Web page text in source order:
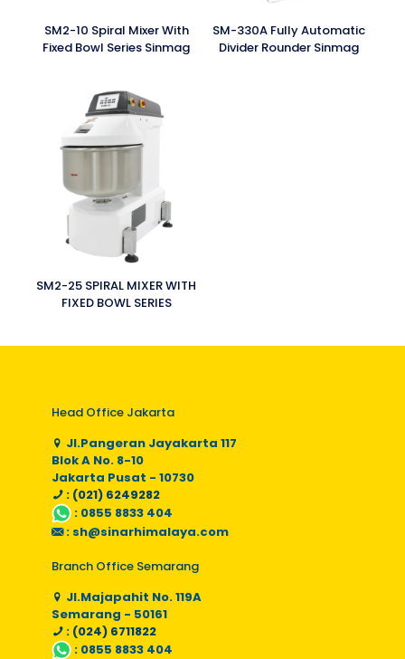
SM2-10 Spiral Mixer With
Fixed Bowl Series Sinmag
SM-330A Fully Automatic
Divider Rounder Sinmag
SM2-25 SPIRAL MIXER WITH
FIXED BOWL SERIES
Head Office Jakarta
Jl.Pangeran Jayakarta 117
Blok A No. 8-10
Jakarta Pusat - 10730
: (021) 6249282
: 0855 8833 404
: sh@sinarhimalaya.com
Branch Office Semarang
Jl.Majapahit No. 119A
Semarang - 50161
: (024) 6711822
: 0855 8833 404